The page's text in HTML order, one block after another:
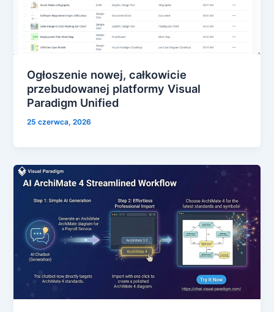
Ogłoszenie nowej, całkowicie
przebudowanej platformy Visual
Paradigm Unified
25 czerwca, 2026